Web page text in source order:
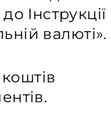
Інструкції
валюті».